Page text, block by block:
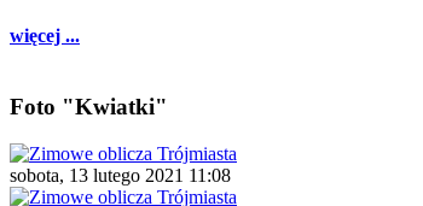
więcej ...
Foto "Kwiatki"
sobota, 13 lutego 2021 11:08